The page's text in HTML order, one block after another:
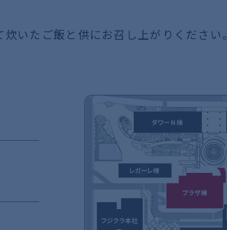
いたご飯と供にお召し上がりください。